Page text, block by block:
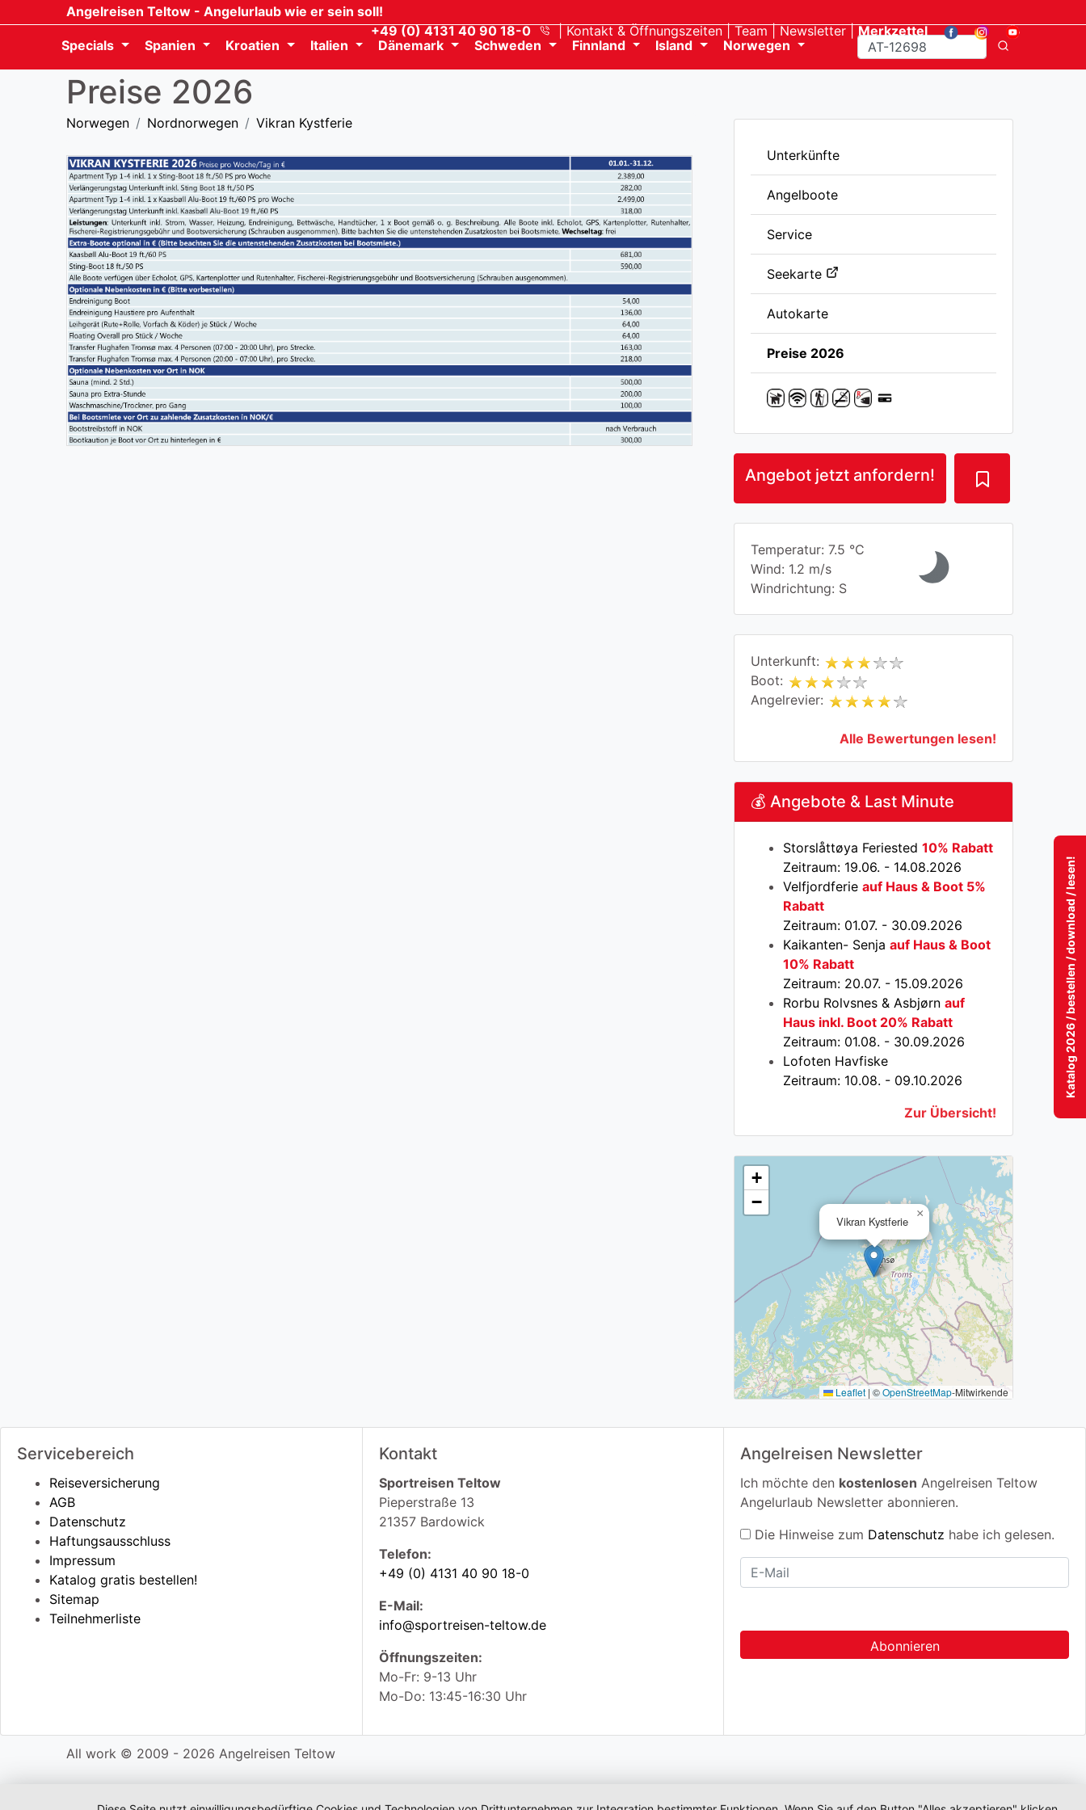
Angelreisen Teltow - Angelurlaub wie er sein soll!
+49 (0) 4131 40 90 18-0
Kontakt & Öffnungszeiten Team Newsletter
Merkzettel
Specials
Spanien Kroatien Italien Dänemark Schweden Finnland Island Norwegen
Katalog 2026 / bestellen / download / lesen!
Unterkünfte
Angelboote
Service
Seekarte
Autokarte
Preise 2026
Angebot jetzt anfordern!
Temperatur: 7.5 °C
Wind: 1.2 m/s
Windrichtung: S
Unterkunft:
Boot:
Angelrevier:
Alle Bewertungen lesen!
💰 Angebote & Last Minute
Storslåttøya Feriested10% Rabatt
Zeitraum: 19.06. - 14.08.2026
Velfjordferieauf Haus & Boot 5%
Rabatt
Zeitraum: 01.07. - 30.09.2026
Kaikanten- Senjaauf Haus & Boot
10% Rabatt
Zeitraum: 20.07. - 15.09.2026
Rorbu Rolvsnes & Asbjørnauf
Haus inkl. Boot 20% Rabatt
Zeitraum: 01.08. - 30.09.2026
Lofoten Havfiske
Zeitraum: 10.08. - 09.10.2026
Zur Übersicht!
Vikran Kystferie
×
+
−
Leaflet | ©OpenStreetMap-Mitwirkende
Preise 2026
Norwegen Nordnorwegen Vikran Kystferie
Servicebereich
Reiseversicherung
AGB
Datenschutz
Haftungsausschluss
Impressum
Katalog gratis bestellen!
Sitemap
Teilnehmerliste
Kontakt
Sportreisen Teltow
Pieperstraße 13
21357 Bardowick
Telefon:
+49 (0) 4131 40 90 18-0
E-Mail:
info@sportreisen-teltow.de
Öffnungszeiten:
Mo-Fr: 9-13 Uhr
Mo-Do: 13:45-16:30 Uhr
Angelreisen Newsletter
Ich möchte den kostenlosen Angelreisen Teltow
Angelurlaub Newsletter abonnieren.
Die Hinweise zum Datenschutz habe ich gelesen.
All work © 2009 - 2026 Angelreisen Teltow